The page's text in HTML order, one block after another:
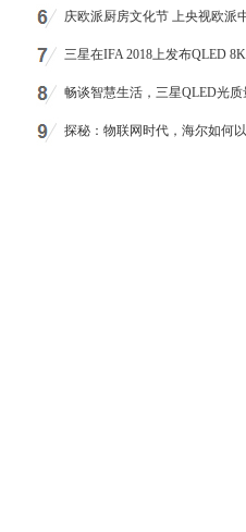
庆欧派厨房文化节 上央视欧派
三星在IFA 2018上发布QLED
畅谈智慧生活，三星QLED光
探秘：物联网时代，海尔如何